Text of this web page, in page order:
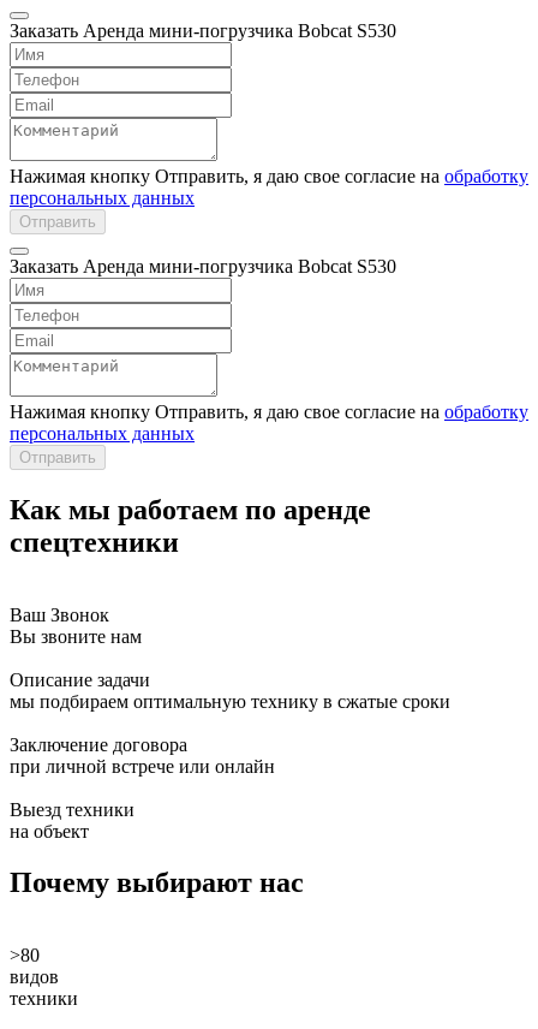
Заказать Аренда мини-погрузчика Bobcat S530
Нажимая кнопку Отправить, я даю свое согласие на обработку
персональных данных
Отправить
Заказать Аренда мини-погрузчика Bobcat S530
Нажимая кнопку Отправить, я даю свое согласие на обработку
персональных данных
Отправить
Как мы работаем по аренде
спецтехники
Ваш Звонок
Вы звоните нам
Описание задачи
мы подбираем оптимальную технику в сжатые сроки
Заключение договора
при личной встрече или онлайн
Выезд техники
на объект
Почему выбирают нас
>80
видов
техники